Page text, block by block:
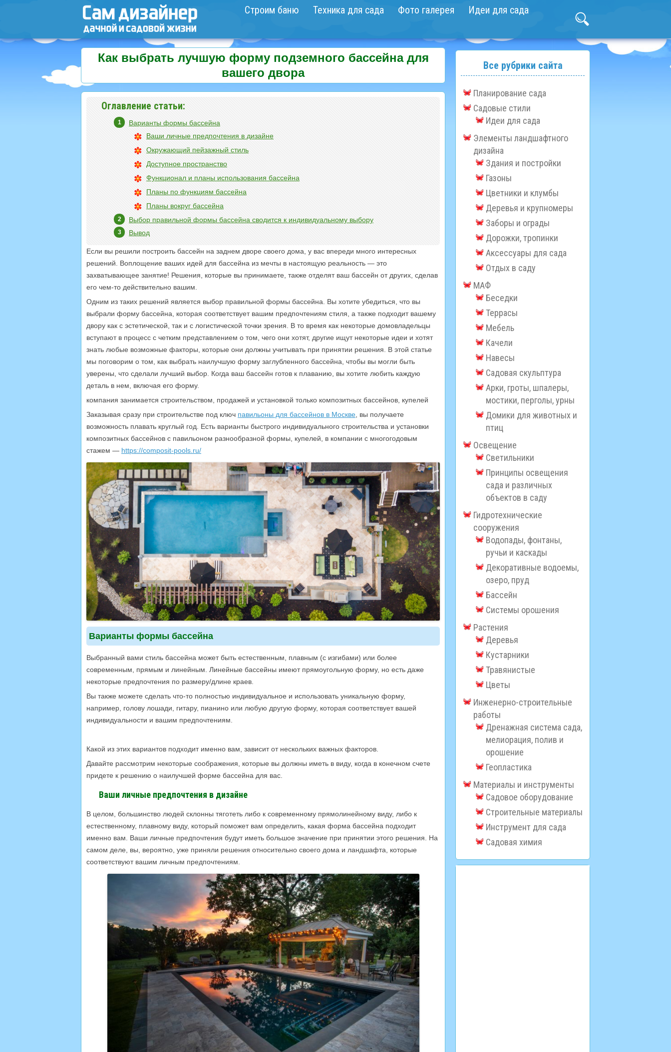
Идеи для сада
Фото галерея
Техника для сада
Строим баню
Как выбрать лучшую форму подземного бассейна для
вашего двора
Оглавление статьи:
Варианты формы бассейна
Ваши личные предпочтения в дизайне
Окружающий пейзажный стиль
Доступное пространство
Функционал и планы использования бассейна
Планы по функциям бассейна
Планы вокруг бассейна
Выбор правильной формы бассейна сводится к индивидуальному выбору
Вывод
Если вы решили построить бассейн на заднем дворе своего дома, у вас впереди много интересных
решений. Воплощение ваших идей для бассейна из мечты в настоящую реальность — это
захватывающее занятие! Решения, которые вы принимаете, также отделят ваш бассейн от других, сделав
его чем-то действительно вашим.
Одним из таких решений является выбор правильной формы бассейна. Вы хотите убедиться, что вы
выбрали форму бассейна, которая соответствует вашим предпочтениям стиля, а также подходит вашему
двору как с эстетической, так и с логистической точки зрения. В то время как некоторые домовладельцы
вступают в процесс с четким представлением о том, чего они хотят, другие ищут некоторые идеи и хотят
знать любые возможные факторы, которые они должны учитывать при принятии решения. В этой статье
мы поговорим о том, как выбрать наилучшую форму заглубленного бассейна, чтобы вы могли быть
уверены, что сделали лучший выбор. Когда ваш бассейн готов к плаванию, вы хотите любить каждую
деталь в нем, включая его форму.
компания занимается строительством, продажей и установкой только композитных бассейнов, купелей
Заказывая сразу при строительстве под ключ павильоны для бассейнов в Москве , вы получаете
возможность плавать круглый год. Есть варианты быстрого индивидуального строительства и установки
композитных бассейнов с павильоном разнообразной формы, купелей, в компании с многогодовым
стажем — https://composit-pools.ru/
Варианты формы бассейна
Выбранный вами стиль бассейна может быть естественным, плавным (с изгибами) или более
современным, прямым и линейным. Линейные бассейны имеют прямоугольную форму, но есть даже
некоторые предпочтения по размеру/длине краев.
Вы также можете сделать что-то полностью индивидуальное и использовать уникальную форму,
например, голову лошади, гитару, пианино или любую другую форму, которая соответствует вашей
индивидуальности и вашим предпочтениям.
Какой из этих вариантов подходит именно вам, зависит от нескольких важных факторов.
Давайте рассмотрим некоторые соображения, которые вы должны иметь в виду, когда в конечном счете
придете к решению о наилучшей форме бассейна для вас.
Ваши личные предпочтения в дизайне
В целом, большинство людей склонны тяготеть либо к современному прямолинейному виду, либо к
естественному, плавному виду, который поможет вам определить, какая форма бассейна подходит
именно вам. Ваши личные предпочтения будут иметь большое значение при принятии этого решения. На
самом деле, вы, вероятно, уже приняли решения относительно своего дома и ландшафта, которые
соответствуют вашим личным предпочтениям.
Все рубрики сайта
Планирование сада
Садовые стили
Идеи для сада
Элементы ландшафтного
дизайна
Здания и постройки
Газоны
Цветники и клумбы
Деревья и крупномеры
Заборы и ограды
Дорожки, тропинки
Аксессуары для сада
Отдых в саду
МАФ
Беседки
Террасы
Мебель
Качели
Навесы
Садовая скульптура
Арки, гроты, шпалеры,
мостики, перголы, урны
Домики для животных и
птиц
Освещение
Светильники
Принципы освещения
сада и различных
объектов в саду
Гидротехнические
сооружения
Водопады, фонтаны,
ручьи и каскады
Декоративные водоемы,
озеро, пруд
Бассейн
Системы орошения
Растения
Деревья
Кустарники
Травянистые
Цветы
Инженерно-строительные
работы
Дренажная система сада,
мелиорация, полив и
орошение
Геопластика
Материалы и инструменты
Садовое оборудование
Строительные материалы
Инструмент для сада
Садовая химия